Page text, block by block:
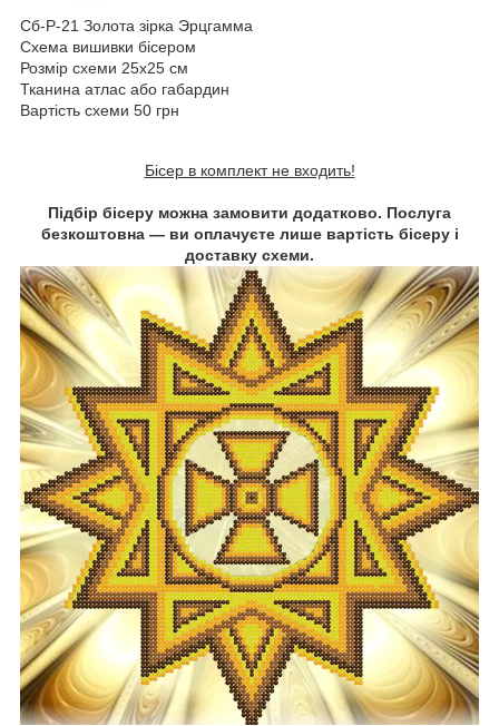
Сб-Р-21 Золота зірка Эрцгамма
Схема вишивки бісером
Розмір схеми 25х25 см
Тканина атлас або габардин
Вартість схеми 50 грн
Бісер в комплект не входить!
Підбір бісеру можна замовити додатково. Послуга
безкоштовна ― ви оплачуєте лише вартість бісеру і
доставку схеми.